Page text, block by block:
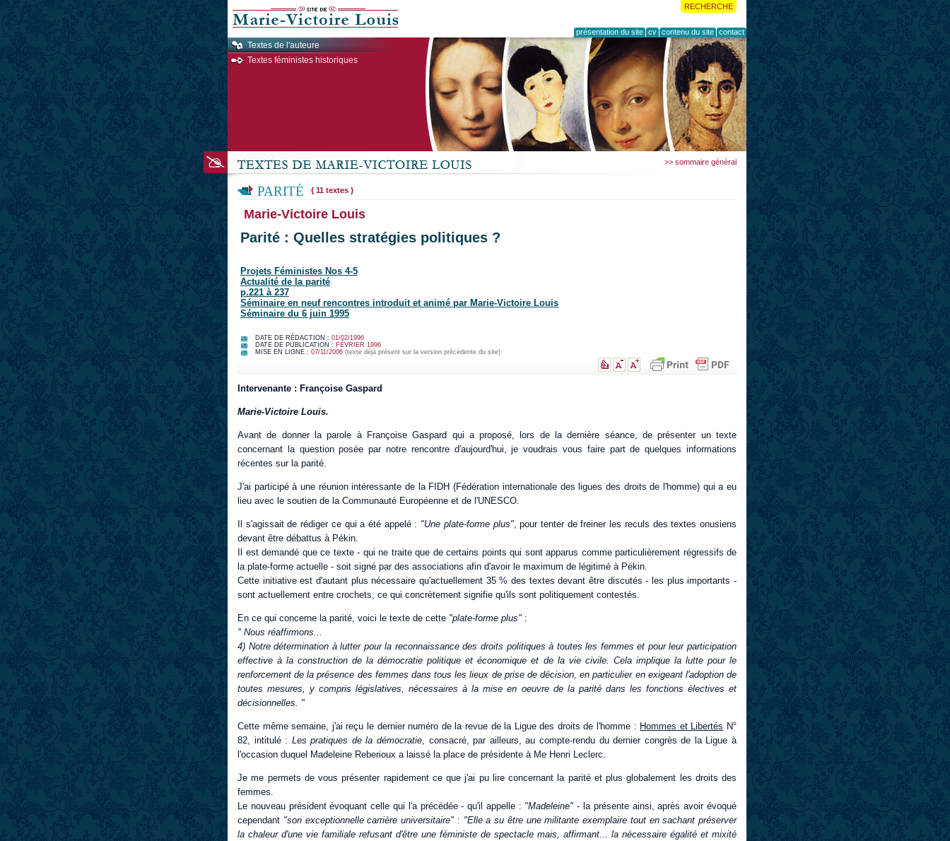
RECHERCHE
présentation du site cv contenu du site contact
Textes de l'auteure
Textes féministes historiques
>> sommaire général
PARITÉ { 11 textes }
Marie-Victoire Louis
Parité : Quelles stratégies politiques ?
Projets Féministes Nos 4-5
Actualité de la parité
p.221 à 237
Séminaire en neuf rencontres introduit et animé par Marie-Victoire Louis
Séminaire du 6 juin 1995
DATE DE RÉDACTION : 01/02/1996
DATE DE PUBLICATION : FÉVRIER 1996
MISE EN LIGNE : 07/11/2006 (texte déjà présent sur la version précédente du site)
Intervenante : Françoise Gaspard
Marie-Victoire Louis.
Avant de donner la parole à Françoise Gaspard qui a proposé, lors de la dernière séance, de présenter un texte
concernant la question posée par notre rencontre d'aujourd'hui, je voudrais vous faire part de quelques informations
récentes sur la parité.
J'ai participé à une réunion intéressante de la FIDH (Fédération internationale des ligues des droits de l'homme) qui a eu
lieu avec le soutien de la Communauté Européenne et de l'UNESCO.
Il s'agissait de rédiger ce qui a été appelé : "Une plate-forme plus", pour tenter de freiner les reculs des textes onusiens
devant être débattus à Pékin.
Il est demandé que ce texte - qui ne traite que de certains points qui sont apparus comme particulièrement régressifs de
la plate-forme actuelle - soit signé par des associations afin d'avoir le maximum de légitimé à Pékin.
Cette initiative est d'autant plus nécessaire qu'actuellement 35 % des textes devant être discutés - les plus importants -
sont actuellement entre crochets, ce qui concrètement signifie qu'ils sont politiquement contestés.
En ce qui concerne la parité, voici le texte de cette "plate-forme plus" :
" Nous réaffirmons...
4) Notre détermination à lutter pour la reconnaissance des droits politiques à toutes les femmes et pour leur participation
effective à la construction de la démocratie politique et économique et de la vie civile. Cela implique la lutte pour le
renforcement de la présence des femmes dans tous les lieux de prise de décision, en particulier en exigeant l'adoption de
toutes mesures, y compris législatives, nécessaires à la mise en oeuvre de la parité dans les fonctions électives et
décisionnelles. "
Cette même semaine, j'ai reçu le dernier numéro de la revue de la Ligue des droits de l'homme : Hommes et Libertés N°
82, intitulé : Les pratiques de la démocratie, consacré, par ailleurs, au compte-rendu du dernier congrès de la Ligue à
l'occasion duquel Madeleine Reberioux a laissé la place de présidente à Me Henri Leclerc.
Je me permets de vous présenter rapidement ce que j'ai pu lire concernant la parité et plus globalement les droits des
femmes.
Le nouveau président évoquant celle qui l'a précédée - qu'il appelle : "Madeleine"- la présente ainsi, après avoir évoqué
cependant "son exceptionnelle carrière universitaire" : "Elle a su être une militante exemplaire tout en sachant préserver
la chaleur d'une vie familiale refusant d'être une féministe de spectacle mais, affirmant... la nécessaire égalité et mixité